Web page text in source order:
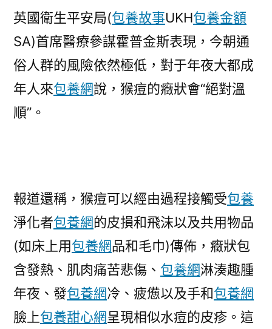
英國衛生平安局(包養故事UKH包養金額
SA)首席醫療參謀霍普金斯表現，今朝通
俗人群的風險依然極低，對于年夜大都成
年人來包養網說，猴痘的癥狀會“絕對溫
順”。
報道還稱，猴痘可以經由過程接觸受包養
淨化者包養網的皮損和飛沫以及共用物品
(如床上用包養網品和毛巾)傳佈，癥狀包
含發熱、肌肉痛苦悲傷、 包養網淋湊趣腫
年夜、發包養網冷、疲憊以及手和包養網
臉上包養甜心網呈現相似水痘的皮疹。這